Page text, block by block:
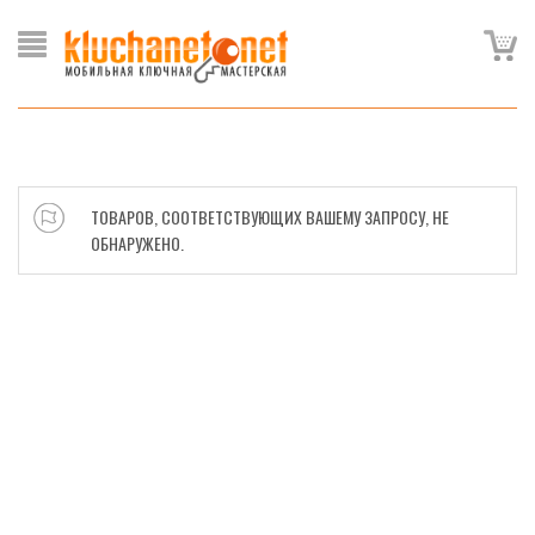
ТОВАРОВ, СООТВЕТСТВУЮЩИХ ВАШЕМУ ЗАПРОСУ, НЕ
ОБНАРУЖЕНО.